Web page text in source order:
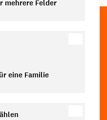
mehrere Felder
eine Familie